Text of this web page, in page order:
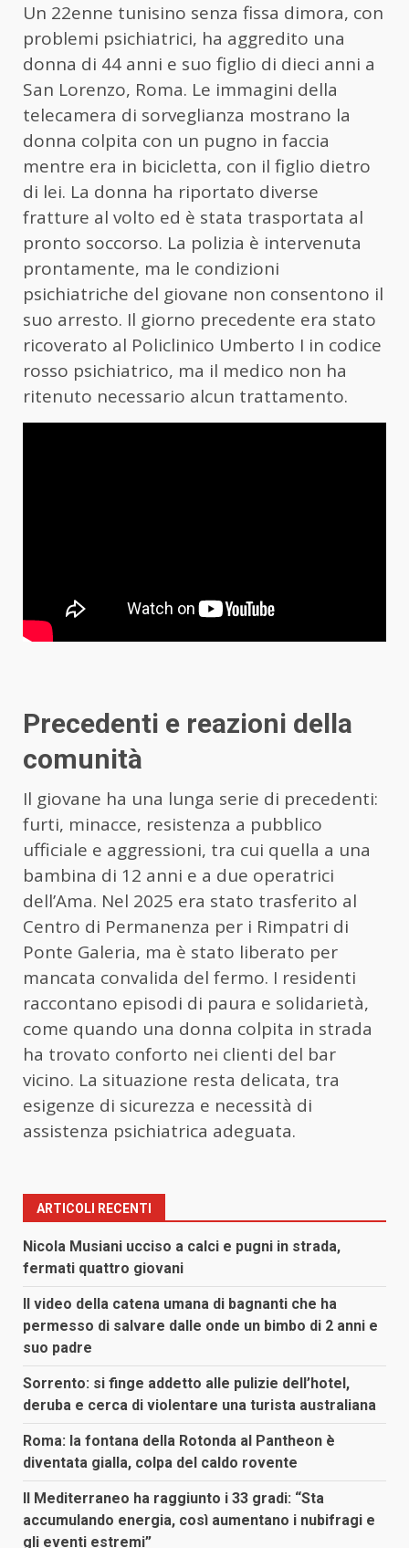
Un 22enne tunisino senza fissa dimora, con
problemi psichiatrici, ha aggredito una
donna di 44 anni e suo figlio di dieci anni a
San Lorenzo, Roma. Le immagini della
telecamera di sorveglianza mostrano la
donna colpita con un pugno in faccia
mentre era in bicicletta, con il figlio dietro
di lei. La donna ha riportato diverse
fratture al volto ed è stata trasportata al
pronto soccorso. La polizia è intervenuta
prontamente, ma le condizioni
psichiatriche del giovane non consentono il
suo arresto. Il giorno precedente era stato
ricoverato al Policlinico Umberto I in codice
rosso psichiatrico, ma il medico non ha
ritenuto necessario alcun trattamento.
Precedenti e reazioni della
comunità
Il giovane ha una lunga serie di precedenti:
furti, minacce, resistenza a pubblico
ufficiale e aggressioni, tra cui quella a una
bambina di 12 anni e a due operatrici
dell’Ama. Nel 2025 era stato trasferito al
Centro di Permanenza per i Rimpatri di
Ponte Galeria, ma è stato liberato per
mancata convalida del fermo. I residenti
raccontano episodi di paura e solidarietà,
come quando una donna colpita in strada
ha trovato conforto nei clienti del bar
vicino. La situazione resta delicata, tra
esigenze di sicurezza e necessità di
assistenza psichiatrica adeguata.
ARTICOLI RECENTI
Nicola Musiani ucciso a calci e pugni in strada,
fermati quattro giovani
Il video della catena umana di bagnanti che ha
permesso di salvare dalle onde un bimbo di 2 anni e
suo padre
Sorrento: si finge addetto alle pulizie dell’hotel,
deruba e cerca di violentare una turista australiana
Roma: la fontana della Rotonda al Pantheon è
diventata gialla, colpa del caldo rovente
Il Mediterraneo ha raggiunto i 33 gradi: “Sta
accumulando energia, così aumentano i nubifragi e
gli eventi estremi”